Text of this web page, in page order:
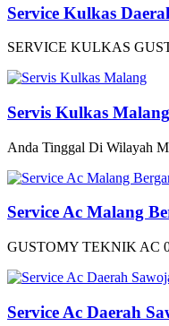
Service Kulkas
SERVICE KULKAS
Servis Kulkas Malang
Anda Tinggal Di Wilayah
Service Ac Malang
GUSTOMY TEKNIK AC
Service Ac Daerah